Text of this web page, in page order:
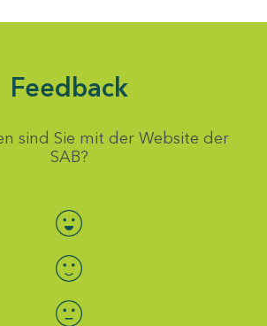
Feedback
sind Sie mit der Website der
SAB?
Bewertung auswählen